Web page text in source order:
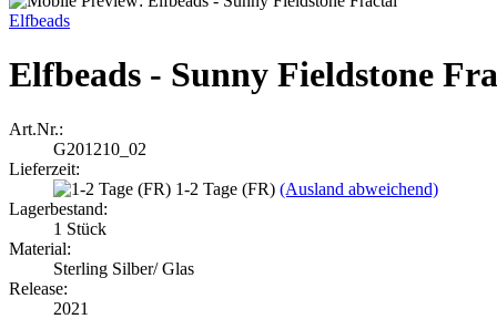
Elfbeads
Elfbeads - Sunny Fieldstone
Art.Nr.:
G201210_02
Lieferzeit:
1-2 Tage (FR) (Ausland abweichend)
Lagerbestand:
1 Stück
Material:
Sterling Silber/ Glas
Release:
2021